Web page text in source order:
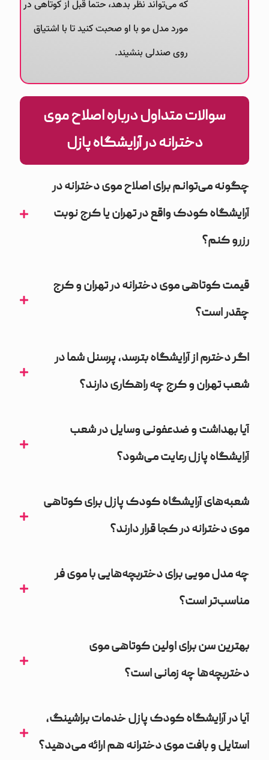
که می‌تواند نظر بدهد، حتماً قبل از کوتاهی در
مورد مدل مو با او صحبت کنید تا با اشتیاق
روی صندلی بنشیند.
سوالات متداول درباره اصلاح موی
دخترانه در آرایشگاه پازل
چگونه می‌توانم برای اصلاح موی دخترانه در
آرایشگاه کودک واقع در تهران یا کرج نوبت
رزرو کنم؟
قیمت کوتاهی موی دخترانه در تهران و کرج
چقدر است؟
اگر دخترم از آرایشگاه بترسد، پرسنل شما در
شعب تهران و کرج چه راهکاری دارند؟
آیا بهداشت و ضدعفونی وسایل در شعب
آرایشگاه پازل رعایت می‌شود؟
شعبه‌های آرایشگاه کودک پازل برای کوتاهی
موی دخترانه در کجا قرار دارند؟
چه مدل مویی برای دختربچه‌هایی با موی فر
مناسب‌تر است؟
بهترین سن برای اولین کوتاهی موی
دختربچه‌ها چه زمانی است؟
آیا در آرایشگاه کودک پازل خدمات براشینگ،
استایل و بافت موی دخترانه هم ارائه می‌دهید؟